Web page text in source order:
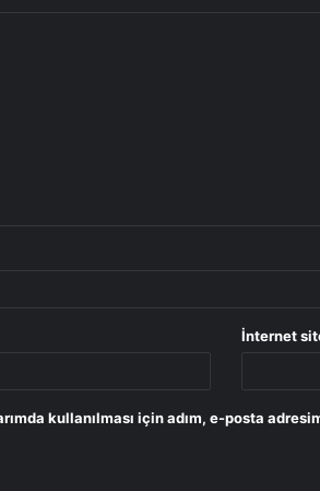
İnternet
kullanılması için adım, e-posta